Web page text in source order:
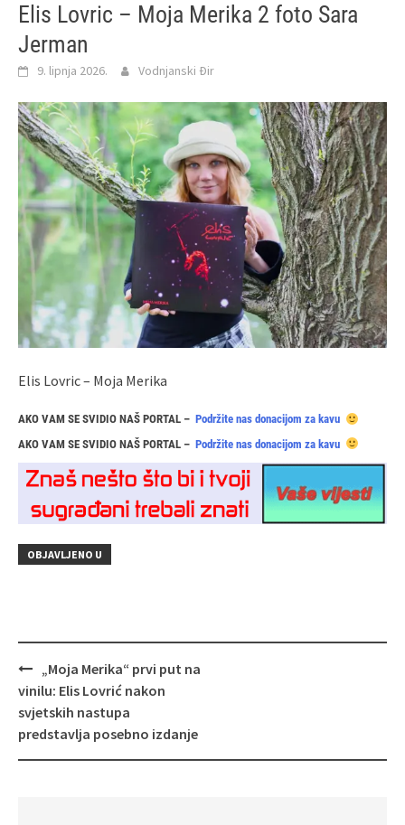
Elis Lovric – Moja Merika 2 foto Sara
Jerman
9. lipnja 2026. Vodnjanski Đir
Elis Lovric – Moja Merika
AKO VAM SE SVIDIO NAŠ PORTAL – Podržite nas donacijom za kavu
AKO VAM SE SVIDIO NAŠ PORTAL – Podržite nas donacijom za kavu
OBJAVLJENO U
Navigacija
objava
„Moja Merika“ prvi put na
vinilu: Elis Lovrić nakon
svjetskih nastupa
predstavlja posebno izdanje